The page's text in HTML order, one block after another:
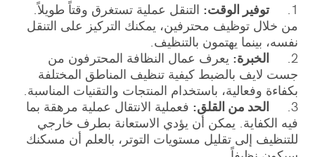
1. توفير الوقت: التنقل عملية تستغرق وقتاً طويلاً.
من خلال توظيف محترفين، يمكنك التركيز على التنقل
نفسه، بينما يهتمون بالتنظيف.
2.
الخبرة: يعرف عمال النظافة المحترفون من
جست لايف بالضبط كيفية تنظيف المناطق المختلفة
بكفاءة وفعالية، باستخدام المنتجات والتقنيات المناسبة.
3.
الحد من القلق: فعملية الانتقال عملية مرهقة بما
فيه الكفاية. يمكن أن يؤدي الاستعانة بطرف خارجي
للتنظيف إلى تقليل مستويات التوتر، بالعلم أن مسكنك